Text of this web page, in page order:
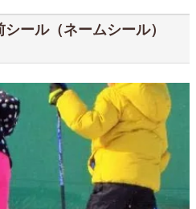
納期・発送方法
について
よくある質問
商品ガイド
会社概要
ール（ネームシール）